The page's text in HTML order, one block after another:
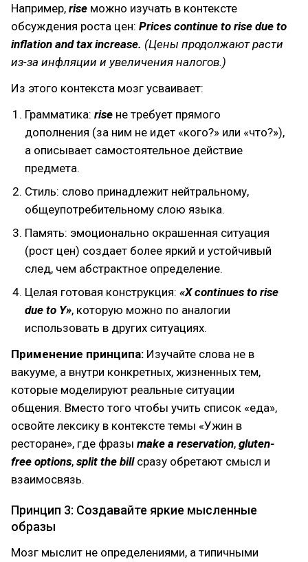
Например, rise можно изучать в контексте
обсуждения роста цен: Prices continue to rise due to
inflation and tax increase. (Цены продолжают расти
из-за инфляции и увеличения налогов.)
Из этого контекста мозг усваивает:
Грамматика: rise не требует прямого
дополнения (за ним не идет «кого?» или «что?»),
а описывает самостоятельное действие
предмета.
Стиль: слово принадлежит нейтральному,
общеупотребительному слою языка.
Память: эмоционально окрашенная ситуация
(рост цен) создает более яркий и устойчивый
след, чем абстрактное определение.
Целая готовая конструкция: «X continues to rise
due to Y», которую можно по аналогии
использовать в других ситуациях.
Применение принципа: Изучайте слова не в
вакууме, а внутри конкретных, жизненных тем,
которые моделируют реальные ситуации
общения. Вместо того чтобы учить список «еда»,
освойте лексику в контексте темы «Ужин в
ресторане», где фразы make a reservation, gluten-
free options, split the billсразу обретают смысл и
взаимосвязь.
Принцип 3: Создавайте яркие мысленные
образы
Мозг мыслит не определениями, а типичными